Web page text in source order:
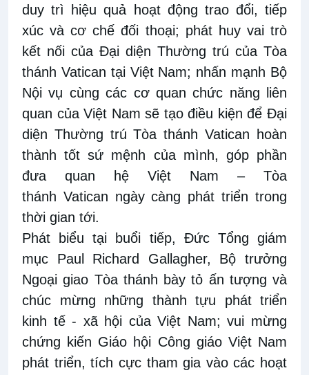
duy trì hiệu quả hoạt động trao đổi, tiếp
xúc và cơ chế đối thoại; phát huy vai trò
kết nối của Đại diện Thường trú của Tòa
thánh Vatican tại Việt Nam; nhấn mạnh Bộ
Nội vụ cùng các cơ quan chức năng liên
quan của Việt Nam sẽ tạo điều kiện để Đại
diện Thường trú Tòa thánh Vatican hoàn
thành tốt sứ mệnh của mình, góp phần
đưa quan hệ Việt Nam – Tòa
thánh Vatican ngày càng phát triển trong
thời gian tới.
Phát biểu tại buổi tiếp, Đức Tổng giám
mục Paul Richard Gallagher, Bộ trưởng
Ngoại giao Tòa thánh bày tỏ ấn tượng và
chúc mừng những thành tựu phát triển
kinh tế - xã hội của Việt Nam; vui mừng
chứng kiến Giáo hội Công giáo Việt Nam
phát triển, tích cực tham gia vào các hoạt